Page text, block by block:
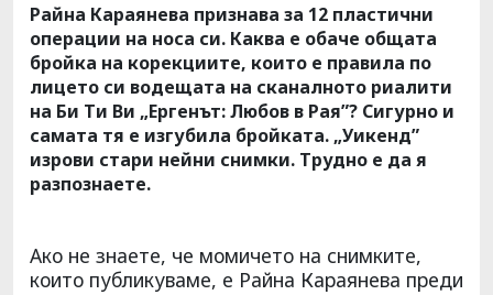
Райна Караянева признава за 12 пластични
операции на носа си. Каква е обаче общата
бройка на корекциите, които е правила по
лицето си водещата на сканалното риалити
на Би Ти Ви „Ергенът: Любов в Рая”? Сигурно и
самата тя е изгубила бройката. „Уикенд”
изрови стари нейни снимки. Трудно е да я
разпознаете.
Ако не знаете, че момичето на снимките,
които публикуваме, е Райна Караянева преди